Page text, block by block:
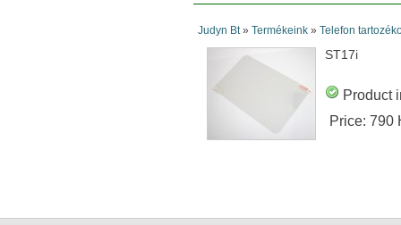
Judyn Bt» Termékeink» Telefon
ST17i
Product
Price: 790